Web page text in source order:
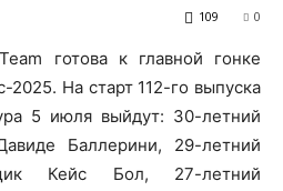
0
109
готова к главной гонке
На старт 112-го выпуска
5 июля выйдут: 30-летний
Баллерини, 29-летний
Кейс Бол, 27-летний